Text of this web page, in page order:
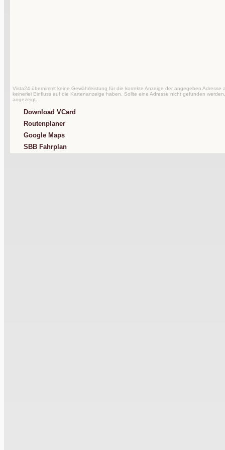
Vista24 übernimmt keine Gewährleistung für die korrekte Anzeige der angegeben Adresse
keinerlei Einfluss auf die Kartenanzeige haben. Sollte eine Adresse nicht gefunden
angezeigt.
Download VCard
Routenplaner
Google Maps
SBB Fahrplan